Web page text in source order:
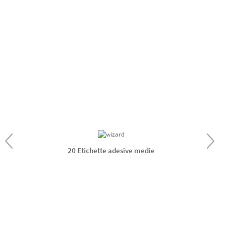
20 Etichette adesive medie